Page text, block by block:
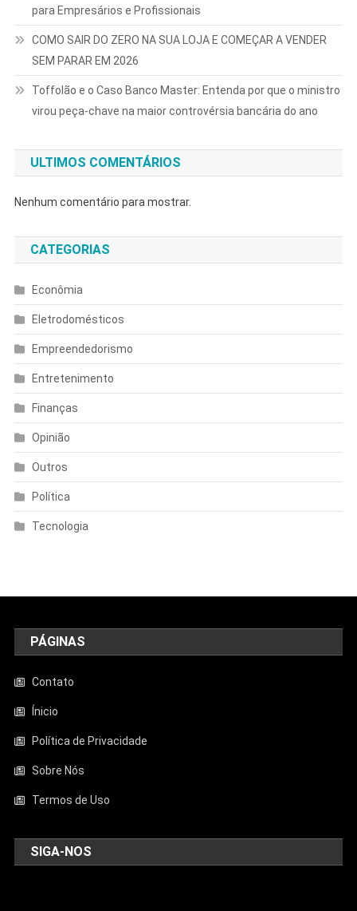
para Empresários e Profissionais
COMO SAIR DO ZERO NA SUA LOJA E COMEÇAR A VENDER
SEM PARAR EM 2026
Toffolão e o Caso Banco Master: Entenda por que o ministro
virou peça-chave na maior controvérsia bancária do ano
ULTIMOS COMENTÁRIOS
Nenhum comentário para mostrar.
CATEGORIAS
Econômia
Eletrodomésticos
Empreendedorismo
Entretenimento
Finanças
Opinião
Outros
Política
Tecnologia
PÁGINAS
Contato
Ínicio
Política de Privacidade
Sobre Nós
Termos de Uso
SIGA-NOS